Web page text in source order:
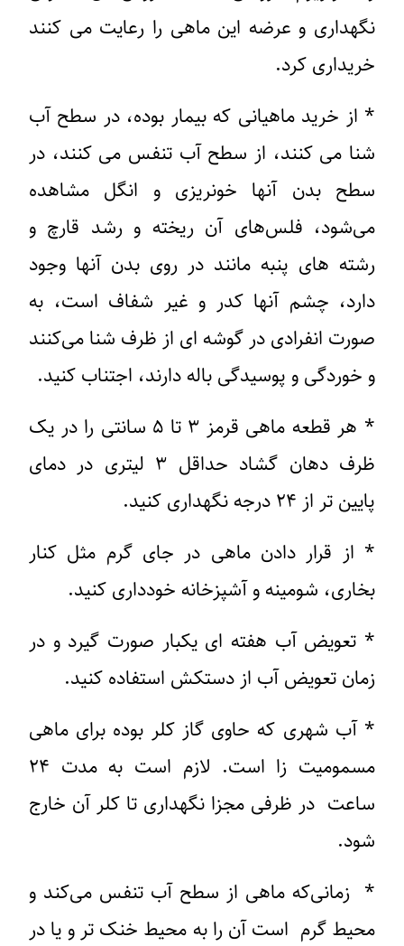
نگهداری و عرضه این ماهی را رعایت می کنند
خریداری کرد.
* از خرید ماهیانی که بیمار بوده، در سطح آب
شنا می کنند، از سطح آب تنفس می کنند، در
سطح بدن آنها خونریزی و انگل مشاهده
می‌شود، فلس‌های آن ریخته و رشد قارچ و
رشته های پنبه مانند در روی بدن آنها وجود
دارد، چشم آنها کدر و غیر شفاف است، به
صورت انفرادی در گوشه ای از ظرف شنا می‌کنند
و خوردگی و پوسیدگی باله دارند، اجتناب کنید.
* هر قطعه ماهی قرمز ۳ تا ۵ سانتی را در یک
ظرف دهان گشاد حداقل ۳ لیتری در دمای
پایین تر از ۲۴ درجه نگهداری کنید.
* از قرار دادن ماهی در جای گرم مثل کنار
بخاری، شومینه و آشپزخانه خودداری کنید.
* تعویض آب هفته ای یکبار صورت گیرد و در
زمان تعویض آب از دستکش استفاده کنید.
* آب شهری که حاوی گاز کلر بوده برای ماهی
مسمومیت زا است. لازم است به مدت ۲۴
ساعت در ظرفی مجزا نگهداری تا کلر آن خارج
شود.
* زمانی‌که ماهی از سطح آب تنفس می‌کند و
محیط گرم است آن را به محیط خنک تر و یا در